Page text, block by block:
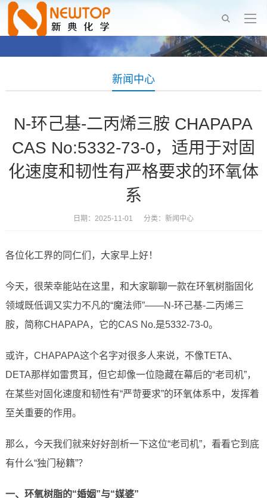
新闻中心
N-环己基-二丙烯三胺 CHAPAPA
CAS No:5332-73-0，适用于对固
化速度和韧性有严格要求的环氧体
系
日期：2025-11-01 分类： 新闻中心
各位化工界的同仁们，大家早上好！
今天，很荣幸能站在这里，和大家聊聊一款在环氧树脂固化
领域既低调又实力不凡的“魔法师”——N-环己基-二丙烯三
胺，简称CHAPAPA，它的CAS No.是5332-73-0。
或许，CHAPAPA这个名字对很多人来说，不像TETA、
DETA那样如雷贯耳，但它却像一位隐藏在幕后的“老司机”，
在某些对固化速度和韧性有“严苛要求”的环氧体系中，发挥着
至关重要的作用。
那么，今天我们就来好好剖析一下这位“老司机”，看看它到底
有什么“独门秘籍”？
一、环氧树脂的“婚姻”与“媒婆”